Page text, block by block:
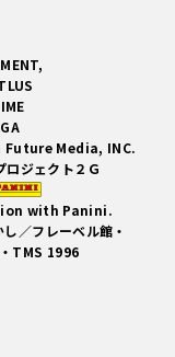
Media, INC.
ロジェクト２Ｇ
with Panini.
／フレーベル館・
TMS 1996